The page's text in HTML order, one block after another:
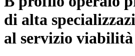
di alta
al servizio